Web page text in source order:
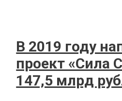
В 2019 году
проект «Сила
147,5 млрд